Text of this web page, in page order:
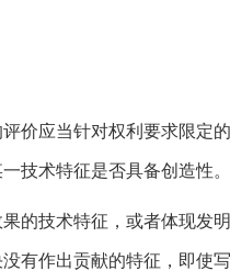
价应当针对权利要求限定
技术特征是否具备创造性。
的技术特征，或者体现发
有作出贡献的特征，即使